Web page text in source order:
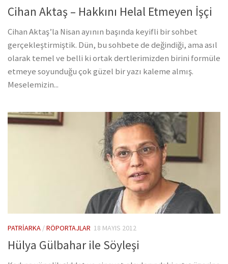
Cihan Aktaş – Hakkını Helal Etmeyen İşçi
Cihan Aktaş’la Nisan ayının başında keyifli bir sohbet
gerçekleştirmiştik. Dün, bu sohbete de değindiği, ama asıl
olarak temel ve belli ki ortak dertlerimizden birini formüle
etmeye soyunduğu çok güzel bir yazı kaleme almış.
Meselemizin...
PATRIARKA /RÖPORTAJLAR 18 MAYIS 2012
Hülya Gülbahar ile Söyleşi